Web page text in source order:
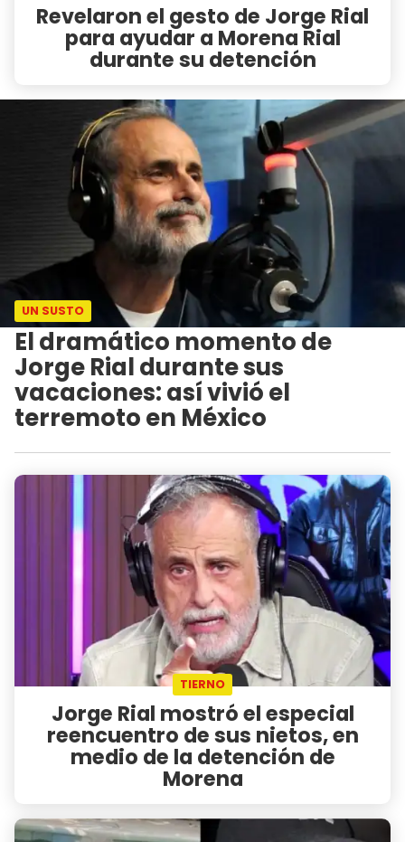
Revelaron el gesto de Jorge Rial
para ayudar a Morena Rial
durante su detención
UN SUSTO
El dramático momento de
Jorge Rial durante sus
vacaciones: así vivió el
terremoto en México
TIERNO
Jorge Rial mostró el especial
reencuentro de sus nietos, en
medio de la detención de
Morena